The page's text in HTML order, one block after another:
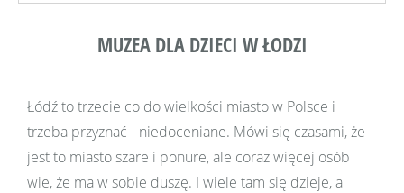
MUZEA DLA DZIECI W ŁODZI
Łódź to trzecie co do wielkości miasto w Polsce i
trzeba przyznać - niedoceniane. Mówi się czasami, że
jest to miasto szare i ponure, ale coraz więcej osób
wie, że ma w sobie duszę. I wiele tam się dzieje, a